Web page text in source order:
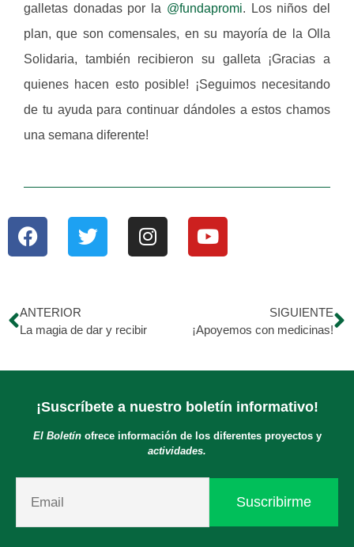
galletas donadas por la @fundapromi. Los niños del
plan, que son comensales, en su mayoría de la Olla
Solidaria, también recibieron su galleta ¡Gracias a
quienes hacen esto posible! ¡Seguimos necesitando
de tu ayuda para continuar dándoles a estos chamos
una semana diferente!
ANTERIOR
La magia de dar y recibir
SIGUIENTE
¡Apoyemos con medicinas!
¡Suscríbete a nuestro boletín informativo!
El Boletínofrece información de los diferentes proyectos y
actividades.